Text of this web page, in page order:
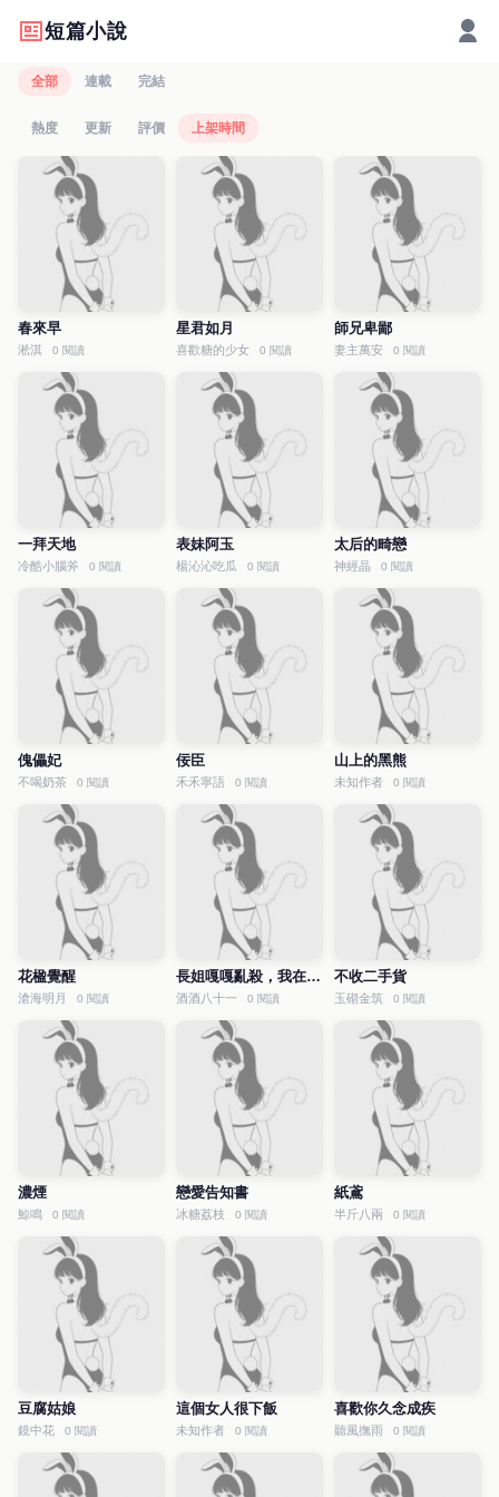
短篇小說
全部 連載 完結
熱度 更新 評價 上架時間
春來早
淞淇 0 閱讀
星君如月
喜歡糖的少女 0 閱讀
師兄卑鄙
妻主萬安 0 閱讀
一拜天地
冷酷小腦斧 0 閱讀
表妹阿玉
楊沁沁吃瓜 0 閱讀
太后的畸戀
神經晶 0 閱讀
傀儡妃
不喝奶茶 0 閱讀
佞臣
禾禾寧語 0 閱讀
山上的黑熊
未知作者 0 閱讀
花楹覺醒
滄海明月 0 閱讀
長姐嘎嘎亂殺，我在後面嘎嘎
酒酒八十一 0 閱讀
不收二手貨
玉砌金筑 0 閱讀
濃煙
鯨鳴 0 閱讀
戀愛告知書
冰糖荔枝 0 閱讀
紙鳶
半斤八兩 0 閱讀
豆腐姑娘
鏡中花 0 閱讀
這個女人很下飯
未知作者 0 閱讀
喜歡你久念成疾
聽風撫雨 0 閱讀